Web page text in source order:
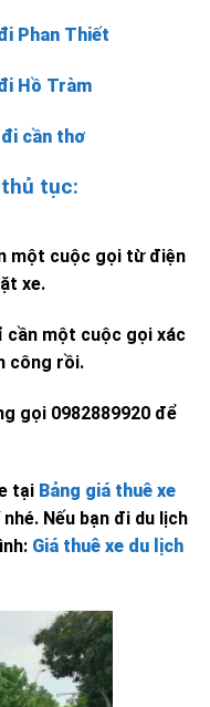
Phan Thiết
Hồ Tràm
cần thơ
tục:
một cuộc gọi từ điện
xe.
cần một cuộc gọi xác
công rồi.
gọi 0982889920 để
tại Bảng giá thuê xe
Nếu bạn đi du lịch
Giá thuê xe du lịch